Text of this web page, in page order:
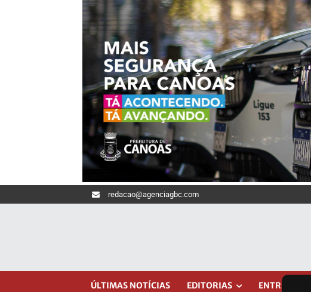
redacao@agenciagbc.com
ÚLTIMAS NOTÍCIAS EDITORIAS